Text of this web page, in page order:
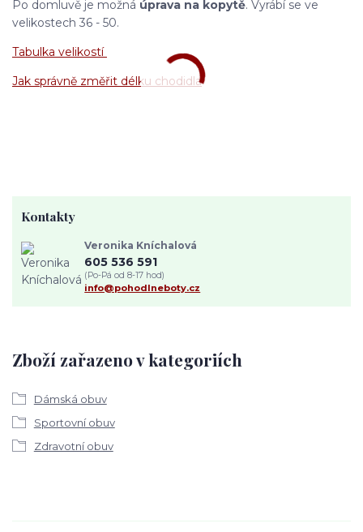
Po domluvě je možná úprava na kopytě. Vyrábí se ve
velikostech 36 - 50.
Tabulka velikostí
Jak správně změřit délku chodidla
Zboží zařazeno v kategoriích
Dámská obuv
Sportovní obuv
Zdravotní obuv
Kontakty
Veronika Kníchalová
605 536 591
(Po-Pá od 8-17 hod)
info@pohodlneboty.cz